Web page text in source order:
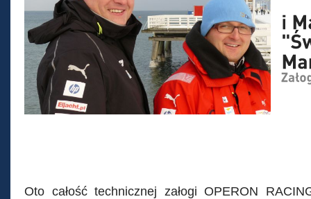
Oto całość technicznej załogi OPERON